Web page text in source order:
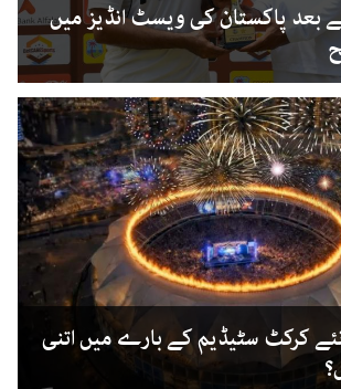
بعد پاکستان کی ویسٹ انڈیز میں
نئے کرکٹ سٹیڈیم کے بارے میں اتنی